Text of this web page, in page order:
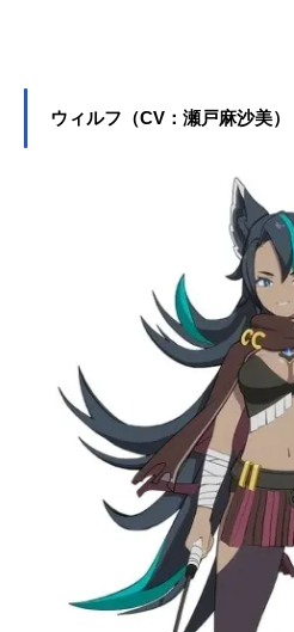
らでは、
ウィルフ（CV：瀬戸麻沙美）